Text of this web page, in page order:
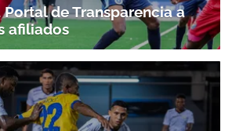
Portal de Transparencia a
afiliados